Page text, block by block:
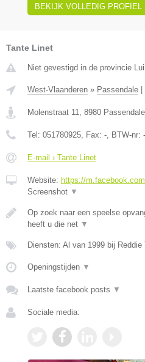
BEKIJK VOLLEDIG PROFIEL
Tante Linet
Niet gevestigd in de provincie
West-Vlaanderen » Passendale
Molenstraat 11 8980 Passendale
Tel: 051780925 , Fax: - , BTW-nr: -
E-mail › Tante Linet
Website: https://
Screenshot ▼
Op zoek naar een speelse
heeft u die net ▼
Diensten: Al van 1999 bij
Openingstijden ▼
Laatste facebook posts ▼
Sociale media: